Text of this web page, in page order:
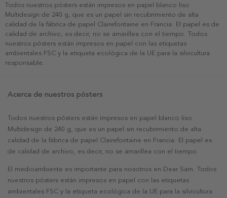
Todos nuestros pósters están impresos en papel blanco liso
Multidesign de 240 g, que es un papel sin recubrimiento de alta
calidad de la fábrica de papel Clairefontaine en Francia. El papel es de
calidad de archivo, es decir, no se amarillea con el tiempo. Todos
nuestros pósters están impresos en papel con las etiquetas
ambientales FSC y la etiqueta ecológica de la UE para la silvicultura
responsable.
Acerca de nuestros pósters
Todos nuestros pósters están impresos en papel blanco liso
Multidesign de 240 g, que es un papel sin recubrimiento de alta
calidad de la fábrica de papel Clairefontaine en Francia. El papel es
de calidad de archivo, es decir, no se amarillea con el tiempo.
El medioambiente es importante para nosotros en Dear Sam. Todos
nuestros pósters están impresos en papel con las etiquetas
ambientales FSC y la etiqueta ecológica de la UE para la silvicultura